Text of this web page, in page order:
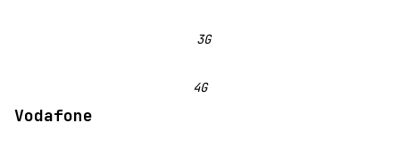
3G
4G
Vodafone